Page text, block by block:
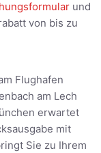
und
von bis zu
Flughafen
am Lech
erwartet
mit
Sie zu Ihrem